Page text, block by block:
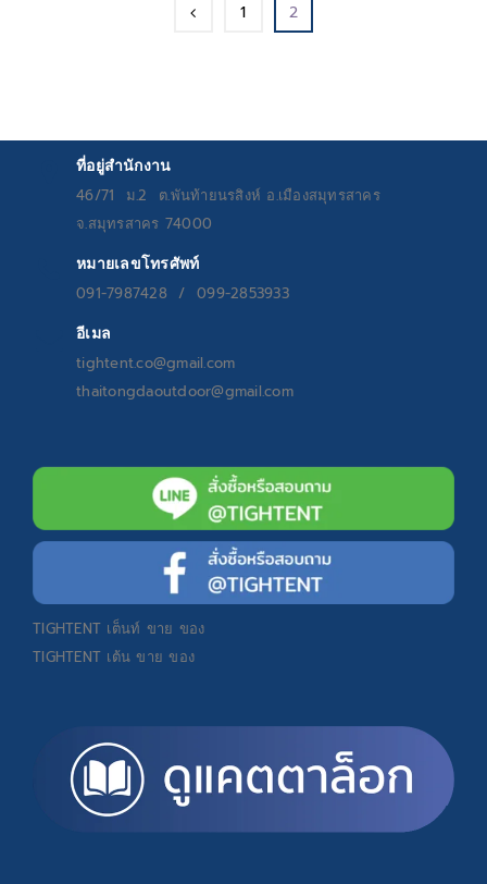
1 2
ที่อยู่สำนักงาน
46/71 ม.2 ต.พันท้ายนรสิงห์ อ.เมืองสมุทรสาคร
จ.สมุทรสาคร 74000
หมายเลขโทรศัพท์
091-7987428 / 099-2853933
อีเมล
tightent.co@gmail.com
thaitongdaoutdoor@gmail.com
TIGHTENT เต็นท์ ขาย ของ
TIGHTENT เต้น ขาย ของ